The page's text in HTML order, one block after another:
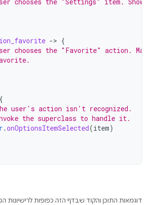
-> {
chooses the "Favorite" action.
{
user's action isn't recognized.
the superclass to handle it.
.onOptionsItemSelected(item)
דוגמאות התוכן והקוד שבדף הזה כפופות לרישיונות